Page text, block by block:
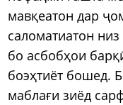
мавқеатон дар
саломатиатон
бо асбобҳои
боэҳтиёт бошед.
маблағи зиёд